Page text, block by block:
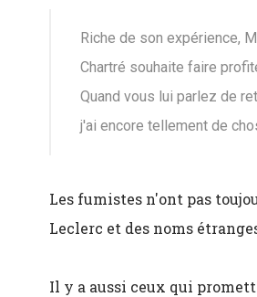
Riche de son expérience,
Chartré souhaite faire
Quand vous lui parlez de
j'ai encore tellement de
Les fumistes n'ont pas
Leclerc et des noms
Il y a aussi ceux qui